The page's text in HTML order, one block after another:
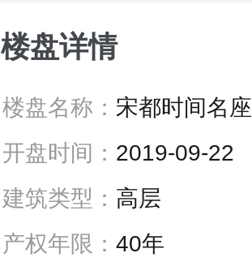
楼盘详情
楼盘名称： 宋都时间名座
开盘时间： 2019-09-22
建筑类型： 高层
产权年限： 40年